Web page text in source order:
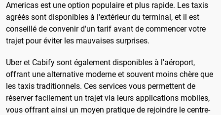
Americas est une option populaire et plus rapide. Les taxis
agréés sont disponibles à l'extérieur du terminal, et il est
conseillé de convenir d'un tarif avant de commencer votre
trajet pour éviter les mauvaises surprises.
Uber et Cabify sont également disponibles à l'aéroport,
offrant une alternative moderne et souvent moins chère que
les taxis traditionnels. Ces services vous permettent de
réserver facilement un trajet via leurs applications mobiles,
vous offrant ainsi un moyen pratique de rejoindre le centre-